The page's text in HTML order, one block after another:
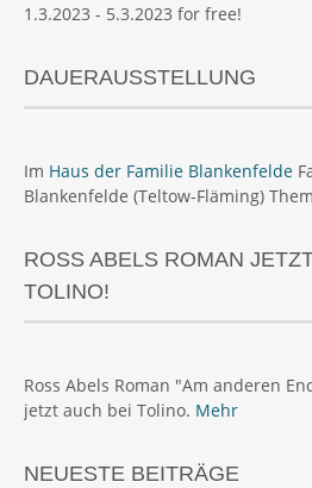
1.3.2023 - 5.3.2023 for free!
DAUERAUSSTELLUNG
Im Haus der Familie Blankenfelde
Blankenfelde (Teltow-Fläming)
ROSS ABELS ROMAN
TOLINO!
Ross Abels Roman "Am anderen
jetzt auch bei Tolino. Mehr
NEUESTE BEITRÄGE